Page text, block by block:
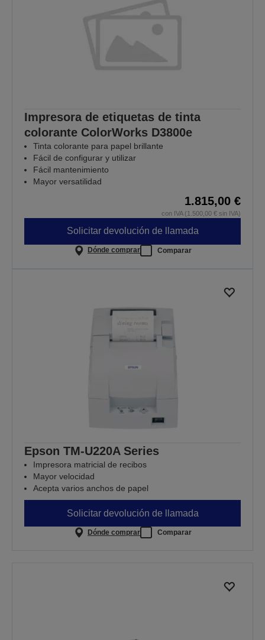
Impresora de etiquetas de tinta
colorante ColorWorks D3800e
Tinta colorante para papel brillante
Fácil de configurar y utilizar
Fácil mantenimiento
Mayor versatilidad
1.815,00 €
con IVA (1.500,00 € sin IVA)
Solicitar devolución de llamada
Dónde comprar Comparar
Epson TM-U220A Series
Impresora matricial de recibos
Mayor velocidad
Acepta varios anchos de papel
Solicitar devolución de llamada
Dónde comprar Comparar